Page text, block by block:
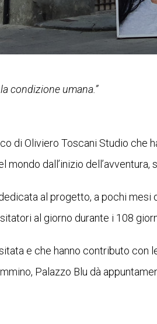
condizione umana.”
di Oliviero Toscani Studio
dall’inizio dell’avventura,
al progetto, a pochi mesi
al giorno durante i 108
e che hanno contributo
Palazzo Blu dà